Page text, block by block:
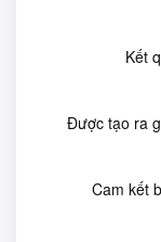
Kết
Được tạo ra
Cam kết